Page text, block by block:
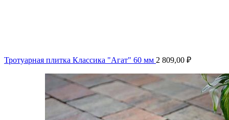
Тротуарная плитка Классика "Агат" 60 мм 2 809,00 ₽